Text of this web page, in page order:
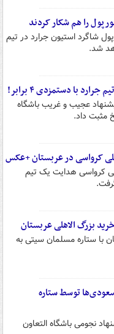
را هم شکار کردند
شاگرد استیون جرارد در تیم
شد.
با دستمزدی ۴ برابر!
عجیب و غریب باشگاه
مثبت داد.
کرواسی در عربستان +عکس
کرواسی هدایت یک تیم
بزرگ الاهلی عربستان
با ستاره مسلمان سیتی به
توسط ستاره
نجومی باشگاه التعاون